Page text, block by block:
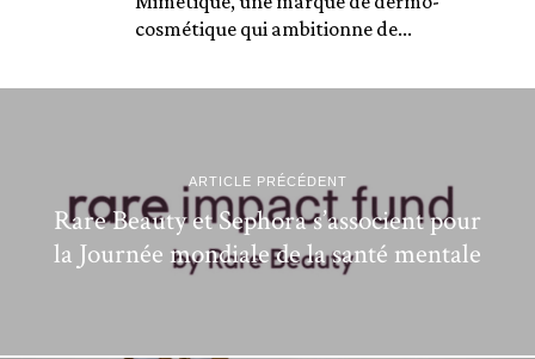
cosmétique qui ambitionne de...
ARTICLE PRÉCÉDENT
Rare Beauty et Sephora s’associent pour
la Journée mondiale de la santé mentale